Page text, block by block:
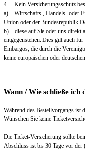
4. Kein Versicherungsschutz
a) Wirtschafts-, Handels- oder
Union oder der Bundesrepublik
b) diese auf Sie oder uns direkt
entgegenstehen. Dies gilt auch
Embargos, die durch die
keine europäischen oder
Wann / Wie schließe ich
Während des Bestellvorgangs ist
Wünschen Sie keine
Die Ticket-Versicherung sollte
Abschluss ist bis 30 Tage vor der